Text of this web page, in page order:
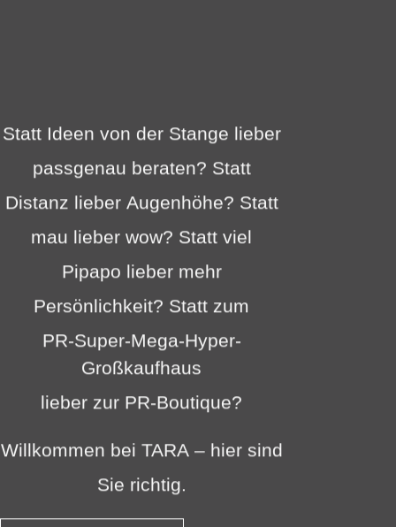
Statt Ideen von der Stange lieber
passgenau beraten? Statt
Distanz lieber Augenhöhe? Statt
mau lieber wow? Statt viel
Pipapo lieber mehr
Persönlichkeit? Statt zum
PR-Super-Mega-Hyper-
Großkaufhaus
lieber zur PR-Boutique?
Willkommen bei TARA – hier sind
Sie richtig.